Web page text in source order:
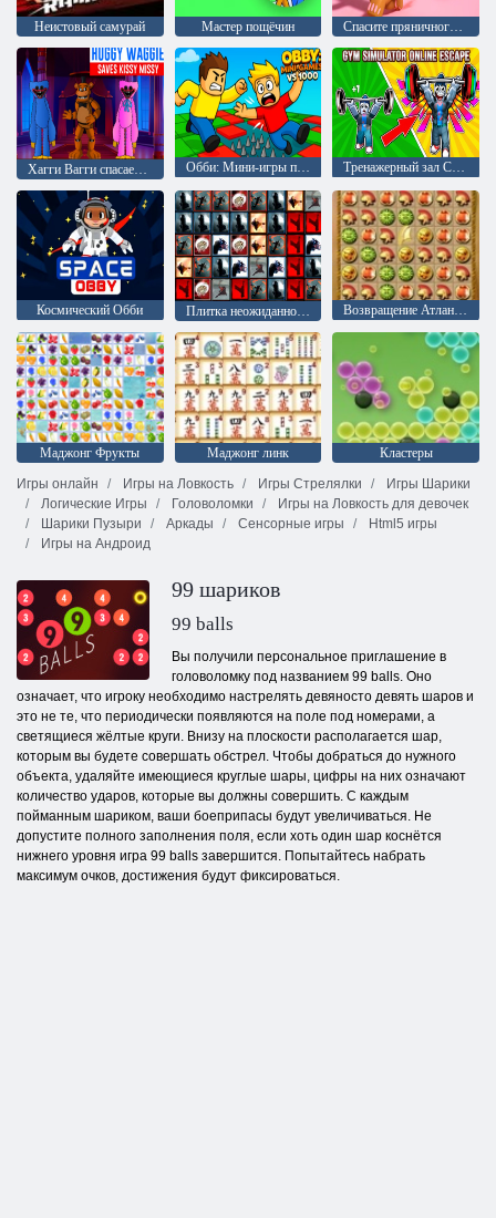
Неистовый самурай Мастер пощёчин Спасите пряничного человечка
Обби: Мини-игры против 1000 Тренажерный зал Симулятор Онлайн Побег
Космический Обби Плитка неожиданностей Возвращение Атлантиды
Маджонг Фрукты Маджонг линк
Кластеры
Игры онлайн
Игры на Ловкость Игры Стрелялки
Игры Шарики
Логические Игры
Головоломки
Игры на Ловкость для девочек
Шарики Пузыри
Аркады Сенсорные игры
Html5 игры
Игры на Андроид
99 шариков
99 balls
Вы получили персональное приглашение в
головоломку под названием 99 balls. Оно
означает, что игроку необходимо настрелять девяносто девять шаров и
это не те, что периодически появляются на поле под номерами, а
светящиеся жёлтые круги. Внизу на плоскости располагается шар,
которым вы будете совершать обстрел. Чтобы добраться до нужного
объекта, удаляйте имеющиеся круглые шары, цифры на них означают
количество ударов, которые вы должны совершить. С каждым
пойманным шариком, ваши боеприпасы будут увеличиваться. Не
допустите полного заполнения поля, если хоть один шар коснётся
нижнего уровня игра 99 balls завершится. Попытайтесь набрать
максимум очков, достижения будут фиксироваться.